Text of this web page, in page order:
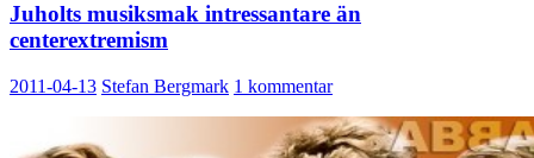
Juholts musiksmak intressantare än
centerextremism
2011-04-13 Stefan Bergmark 1 kommentar